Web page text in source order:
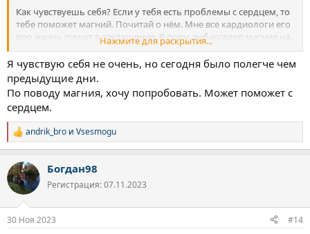
Как чувствуешь себя? Если у тебя есть проблемы с сердцем, то
тебе поможет магний. Почитай о нём. Мне все кардиологи его
всю жизнь пишут в заключение. Я прям амбассадор магния на
форуме
Нажмите для раскрытия...
Я чувствую себя не очень, но сегодня было полегче чем
предыдущие дни.
По поводу магния, хочу попробовать. Может поможет с
сердцем.
Р
е
к
ц
и
andrik_bro и Vsesmogu
Богдан98
Регистрация: 07.11.2023
30 Ноя 2023 #14